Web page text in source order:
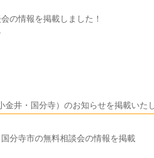
の情報を掲載しました！
金井・国分寺）のお知らせを掲載いた
分寺市の無料相談会の情報を掲載